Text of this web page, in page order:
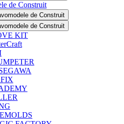
de Construit
de Construit
de Construit
KIT